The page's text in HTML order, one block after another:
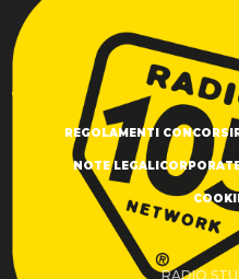
REGOLAMENTI CONCORSI
NOTE LEGALI
RADIO